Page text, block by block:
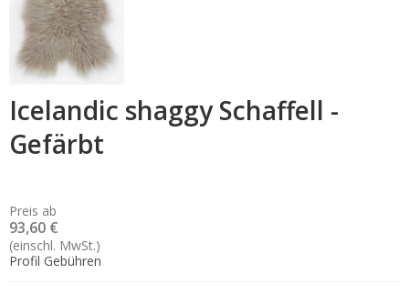
Icelandic shaggy Schaffell -
Gefärbt
Preis ab
93,60 €
(einschl. MwSt.)
Profil Gebühren